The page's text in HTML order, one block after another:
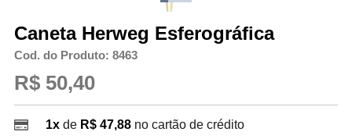
Caneta Herweg Esferográfica
Cod. do Produto: 8463
R$ 50,40
1xde R$ 47,88 no cartão de crédito